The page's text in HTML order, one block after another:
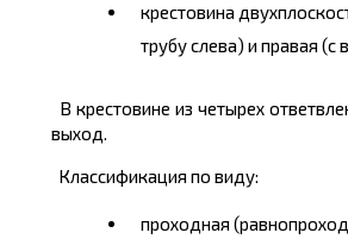
крестовина
трубу слева) и правая
В крестовине из четырех
выход.
Классификация по виду:
проходная